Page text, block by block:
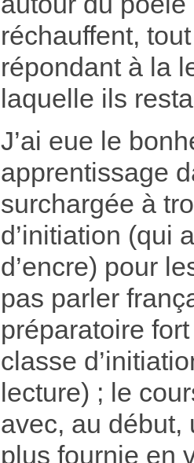
réchauffent,
répondant à la
laquelle ils
J’ai eue le
apprentissage
surchargée à
d’initiation (qui
d’encre) pour
pas parler
préparatoire
classe
lecture) ; le
avec, au début,
plus fournie en